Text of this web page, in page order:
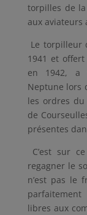
torpilles de
aux aviateurs
Le torpilleur
1941 et
en 1942, a
Neptune lors
les ordres
de
présentes
C’est sur
regagner le
n’est pas le
libres aux